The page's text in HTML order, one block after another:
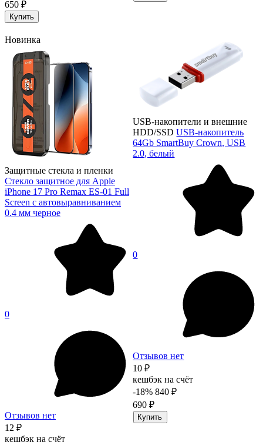
650 ₽
Купить
Новинка
Защитные стекла и пленки
Стекло защитное для Apple
iPhone 17 Pro Remax ES-01 Full
Screen с автовыравниванием
0.4 мм черное
0
Отзывов нет
12 ₽
кешбэк на счёт
USB-накопители и внешние
HDD/SSD USB-накопитель
64Gb SmartBuy Crown, USB
2.0, белый
0
Отзывов нет
10 ₽
кешбэк на счёт
-18% 840 ₽
690 ₽
Купить